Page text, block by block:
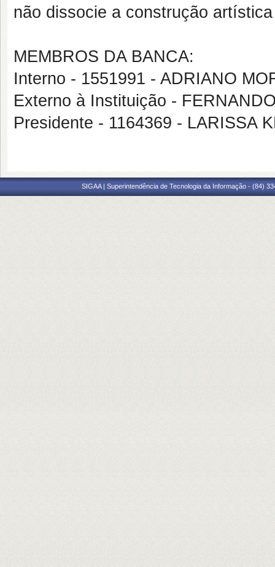
não dissocie a construção
MEMBROS DA BANCA:
Interno - 1551991 - ADRIANO
Externo à Instituição -
Presidente - 1164369 - LARISSA
SIGAA | Superintendência de Tecnologia da Informação - (84)